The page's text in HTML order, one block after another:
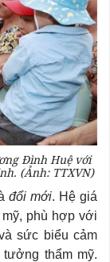
Đình Huệ với
(Ảnh: TTXVN)
đổi mới. Hệ giá
phù hợp với
sức biểu cảm
thẩm mỹ.